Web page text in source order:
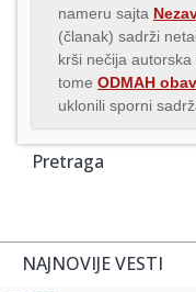
nameru sajta
(članak) sadrži
krši nečija
tome ODMAH
uklonili sporni
Pretraga
NAJNOVIJE VESTI